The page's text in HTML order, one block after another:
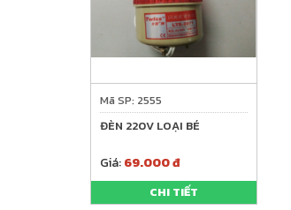
Mã SP: 2555
ĐÈN 220V LOẠI BÉ
Giá:69.000 đ
CHI TIẾT